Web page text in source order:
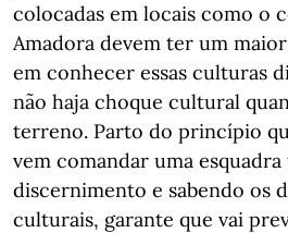
colocadas em locais como o
Amadora devem ter um
em conhecer essas culturas
não haja choque cultural
terreno. Parto do princípio
vem comandar uma
discernimento e sabendo os
culturais, garante que vai